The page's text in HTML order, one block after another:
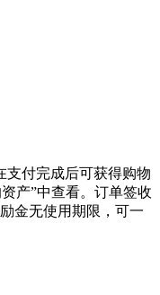
支付完成后可获得购物
产”中查看。订单签收
金无使用期限，可一